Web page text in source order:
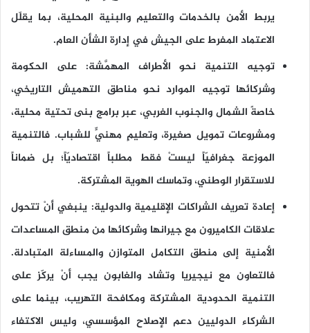
يربط الأمن بالخدمات والتعليم والبنية المحلية، بما يقلّل
الاعتماد المفرط على الجيش في إدارة الشأن العام.
توجيه التنمية نحو الأطراف المهمَّشة: على الحكومة
وشركائها توجيه الموارد نحو مناطق التهميش التاريخي،
خاصةً الشمال والجنوب الغربي، عبر برامج بنى تحتية محلية،
ومشروعات تمويل صغيرة، وتعليمٍ مهنيٍّ للشباب. فالتنمية
الموزعة جغرافيّاً ليستْ فقط مطلباً اقتصاديّاً؛ بل ضماناً
للاستقرار الوطني، وتماسك الهوية المشتركة.
إعادة تعريف الشراكات الإقليمية والدولية: ينبغي أنْ تتحول
علاقات الكاميرون مع جيرانها وشركائها من منطق المساعدات
الأمنية إلى منطق التكامل المتوازن والمساءلة المتبادلة.
فالتعاون مع نيجيريا وتشاد والغابون يجب أنْ يركّز على
التنمية الحدودية المشتركة ومكافحة التهريب، بينما على
الشركاء الدوليين دعم الإصلاح المؤسسي، وليس الاكتفاء